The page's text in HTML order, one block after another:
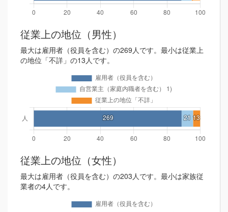
従業上の地位（男性）
最大は雇用者（役員を含む）の269人です。最小は従業上
の地位「不詳」の13人です。
従業上の地位（女性）
最大は雇用者（役員を含む）の203人です。最小は家族従
業者の4人です。